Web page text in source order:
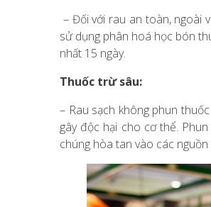
– Đối với rau an toàn, ngoài
sử dụng phân hoá học bón
nhất 15 ngày.
Thuốc trừ sâu:
– Rau sạch không phun
gây độc hại cho cơ thể.
chúng hòa tan vào các